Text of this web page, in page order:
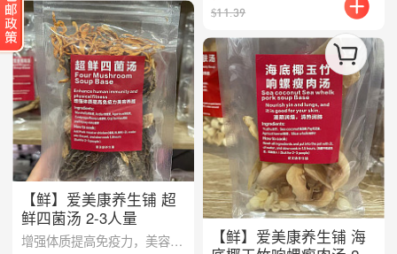
【鲜】爱美康养生铺 超
鲜四菌汤 2-3人量
增强体质提高免疫力，美容养颜
$11.39
【鲜】爱美康养生铺 海